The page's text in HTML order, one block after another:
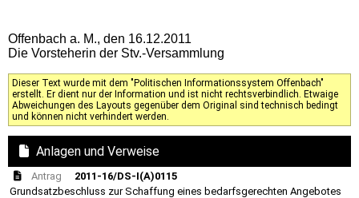
Offenbach a. M., den 16.12.2011
Die Vorsteherin der Stv.-Versammlung
Dieser Text wurde mit dem "Politischen Informationssystem Offenbach"
erstellt. Er dient nur der Information und ist nicht rechtsverbindlich. Etwaige
Abweichungen des Layouts gegenüber dem Original sind technisch bedingt
und können nicht verhindert werden.
Anlagen und Verweise
Antrag
2011-16/DS-I(A)0115
Grundsatzbeschluss zur Schaffung eines bedarfsgerechten Angebotes